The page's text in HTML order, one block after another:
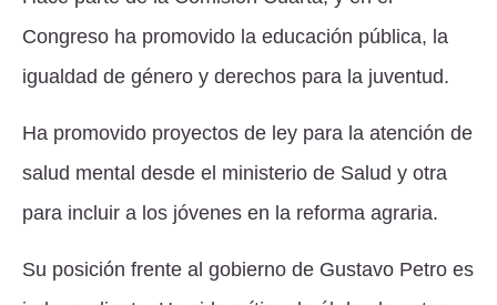
Congreso ha promovido la educación pública, la
igualdad de género y derechos para la juventud.
Ha promovido proyectos de ley para la atención de
salud mental desde el ministerio de Salud y otra
para incluir a los jóvenes en la reforma agraria.
Su posición frente al gobierno de Gustavo Petro es